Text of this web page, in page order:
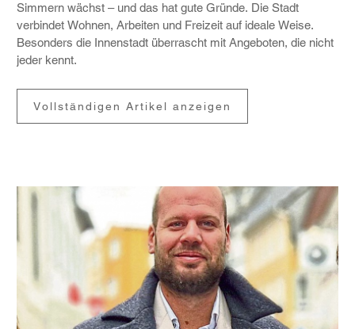
Simmern wächst – und das hat gute Gründe. Die Stadt
verbindet Wohnen, Arbeiten und Frei­zeit auf ideale Weise.
Beson­ders die Innen­stadt über­rascht mit Ange­boten, die nicht
jeder kennt.
Vollständigen Artikel anzeigen